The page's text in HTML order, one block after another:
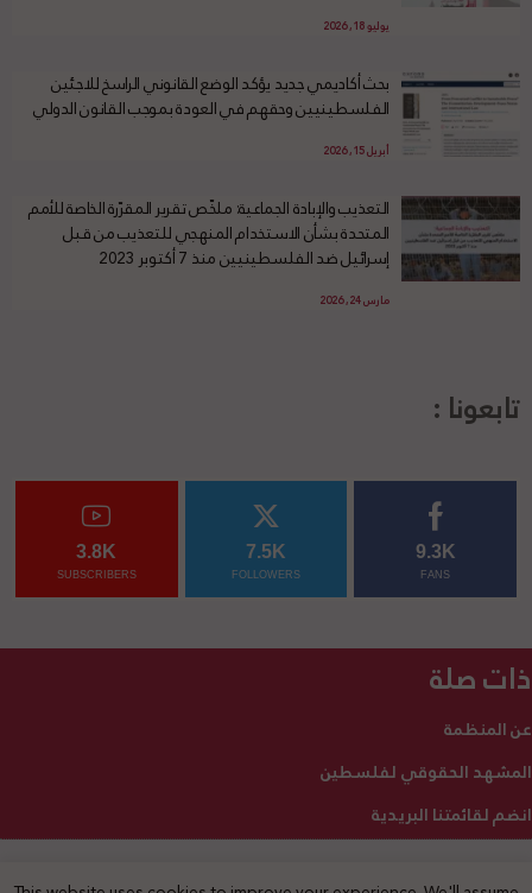
يوليو 18, 2026
بحث أكاديمي جديد يؤكد الوضع القانوني الراسخ للاجئين
الفلسطينيين وحقهم في العودة بموجب القانون الدولي
أبريل 15, 2026
التعذيب والإبادة الجماعية: ملخّص تقرير المقرّرة الخاصة للأمم
المتحدة بشأن الاستخدام المنهجي للتعذيب من قبل
إسرائيل ضد الفلسطينيين منذ 7 أكتوبر 2023
مارس 24, 2026
تابعونا :
9.3K
FANS
7.5K
FOLLOWERS
3.8K
SUBSCRIBERS
ذات صلة
عن المنظمة
المشهد الحقوقي لفلسطين
انضم لقائمتنا البريدية